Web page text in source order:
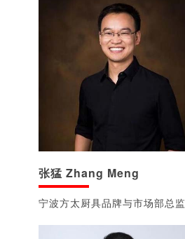
张猛 Zhang Meng
宁波方太厨具品牌与市场部总监